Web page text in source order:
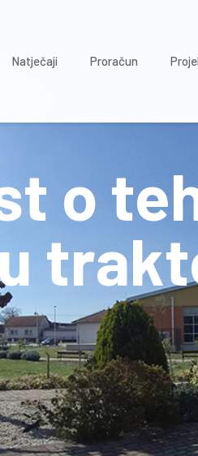
Natječaji Proračun
o